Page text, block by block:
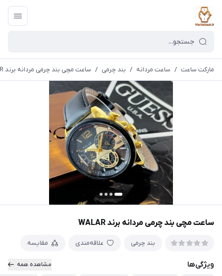
مارکت ساعت / ساعت مردانه / بند چرمی / ساعت مچی بند چرمی مردانه برند WALAR
ساعت مچی بند چرمی مردانه برند WALAR
بند چرمی علاقه‌مندی مقایسه
ویژگی‌ها مشاهده همه